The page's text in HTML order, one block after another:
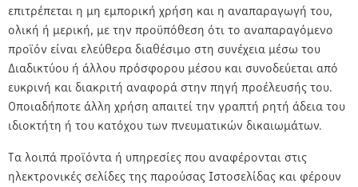
επιτρέπεται η μη εμπορική χρήση και η αναπαραγωγή του,
ολική ή μερική, με την προϋπόθεση ότι το αναπαραγόμενο
προϊόν είναι ελεύθερα διαθέσιμο στη συνέχεια μέσω του
Διαδικτύου ή άλλου πρόσφορου μέσου και συνοδεύεται από
ευκρινή και διακριτή αναφορά στην πηγή προέλευσής του.
Οποιαδήποτε άλλη χρήση απαιτεί την γραπτή ρητή άδεια του
ιδιοκτήτη ή του κατόχου των πνευματικών δικαιωμάτων.
Τα λοιπά προϊόντα ή υπηρεσίες που αναφέρονται στις
ηλεκτρονικές σελίδες της παρούσας Ιστοσελίδας και φέρουν